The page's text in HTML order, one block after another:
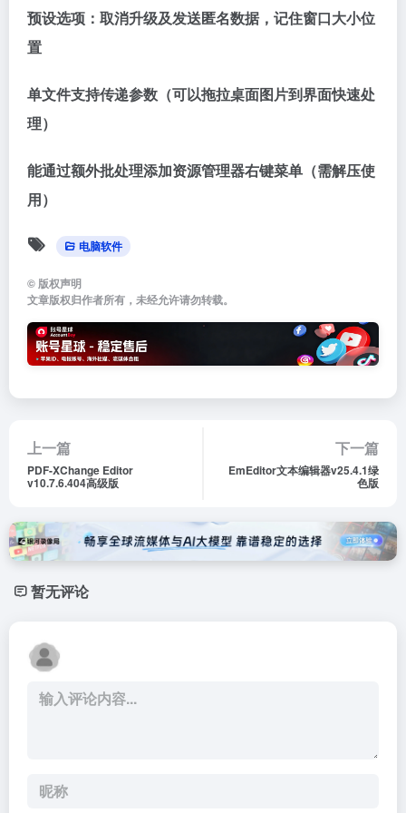
预设选项：取消升级及发送匿名数据，记住窗口大小位
置
单文件支持传递参数（可以拖拉桌面图片到界面快速处
理）
能通过额外批处理添加资源管理器右键菜单（需解压使
用）
电脑软件
©版权声明
文章版权归作者所有，未经允许请勿转载。
上一篇
PDF-XChange Editor
v10.7.6.404高级版
下一篇
EmEditor文本编辑器v25.4.1绿
色版
暂无评论